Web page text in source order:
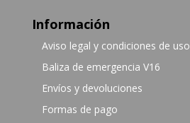
Información
Aviso legal y condiciones de uso
Baliza de emergencia V16
Envíos y devoluciones
Formas de pago